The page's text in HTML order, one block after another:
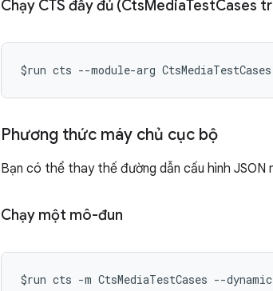
Chạy CTS đầy đủ (CtsMediaTestCases
$run cts --module-arg
Phương thức máy chủ cục bộ
Bạn có thể thay thế đường dẫn cấu hình
Chạy một mô-đun
$run cts -m CtsMediaTestCases --